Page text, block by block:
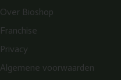
Over Bioshop
Franchise
Privacy
Algemene voorwaarden